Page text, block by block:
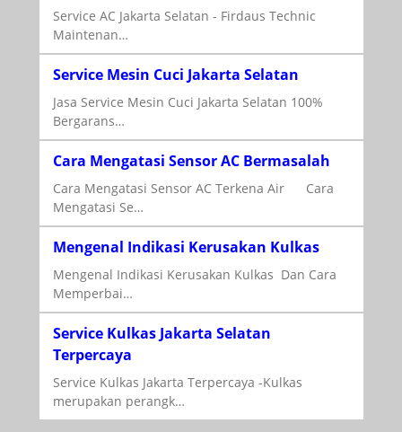
Service AC Jakarta Selatan - Firdaus Technic
Maintenan…
Service Mesin Cuci Jakarta Selatan
Jasa Service Mesin Cuci Jakarta Selatan 100%
Bergarans…
Cara Mengatasi Sensor AC Bermasalah
Cara Mengatasi Sensor AC Terkena Air Cara
Mengatasi Se…
Mengenal Indikasi Kerusakan Kulkas
Mengenal Indikasi Kerusakan Kulkas Dan Cara
Memperbai…
Service Kulkas Jakarta Selatan
Terpercaya
Service Kulkas Jakarta Terpercaya -Kulkas
merupakan perangk…